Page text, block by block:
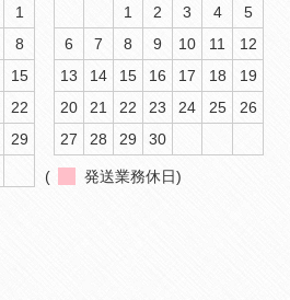
1
8
15
22
29
1
2 3 4
5
6
7 8 9 10 11
12
13
14 15 16 17 18
19
20
21 22 23 24 25
26
27
28 29 30
( 発送業務休日)